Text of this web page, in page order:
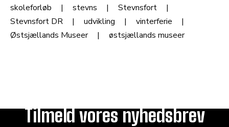
skoleforløb
stevns
Stevnsfort
Stevnsfort DR
udvikling
vinterferie
Østsjællands Museer
østsjællands museer
Tilmeld vores nyhedsbrev